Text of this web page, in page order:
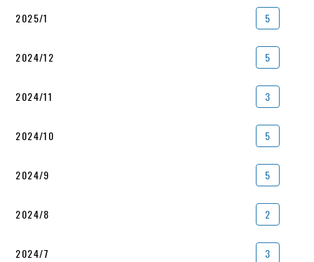
2025/1 5
2024/12 5
2024/11 3
2024/10 5
2024/9 5
2024/8 2
2024/7 3